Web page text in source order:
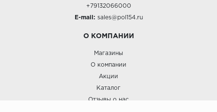
+79132066000
E-mail: sales@pol154.ru
О КОМПАНИИ
Магазины
О компании
Акции
Каталог
Отзывы о нас